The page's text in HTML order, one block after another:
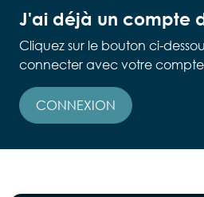
J'ai déjà un compte
Cliquez sur le bouton ci-
connecter avec votre
CONNEXION